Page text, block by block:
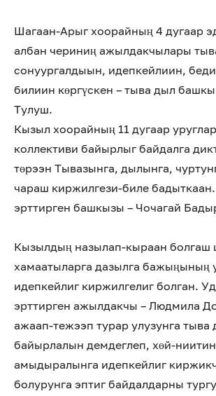
Шагаан-Арыг хоорайның 4 дугаар
албан чериниң ажылдакчылары
сонуургалдыын, идепкейлиин,
билиин көргүскен – тыва дыл
Тулуш.
Кызыл хоорайның 11 дугаар
коллективи байырлыг байдалга
төрээн Тывазынга, дылынга,
чараш киржилгези-биле
эрттирген башкызы – Чочагай
Кызылдың назылап-кыраан болгаш
хамаатыларга дазылга бажыңының
идепкейлиг киржилгелиг болган.
эрттирген ажылдакчы – Людмила
ажаап-тежээп турар улузунга тыва
байырлалын демдеглеп, хөй-
амыдыралынга идепкейлиг
болурунга эптиг байдалдарны